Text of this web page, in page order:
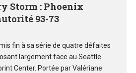
Storm : Phoenix
93-73
fin à sa série de quatre défaites
largement face au Seattle
Center. Portée par Valériane